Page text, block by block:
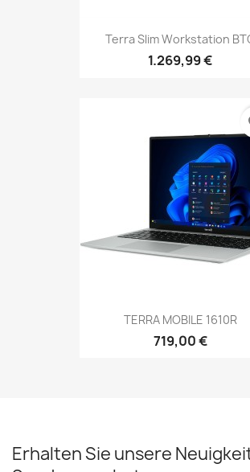
Terra Slim Workstation
1.269,99 €
TERRA MOBILE 1610R
719,00 €
Erhalten Sie unsere